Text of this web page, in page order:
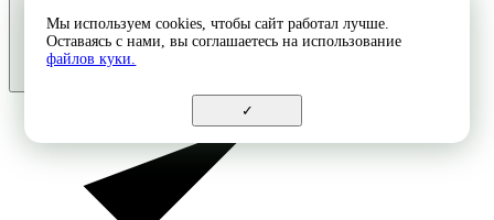
Мы используем cookies, чтобы сайт работал лучше.
Оставаясь с нами, вы соглашаетесь на использование
файлов куки.
✓